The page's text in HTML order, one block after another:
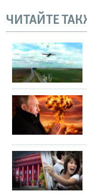
ЧИТАЙТЕ